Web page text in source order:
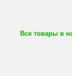
Все товары в